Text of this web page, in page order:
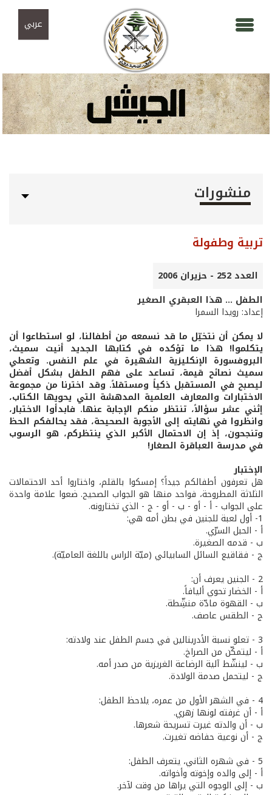
عربي
منشورات
تربية وطفولة
العدد 252 - حزيران 2006
الطفل ... هذا العبقري الصغير
إعداد: رويدا السمرا
لا يمكن أن نتخيّل ما قد نسمعه من أطفالنا، لو استطاعوا أن
يتكلموا! هذا ما تؤكده في كتابها الجديد أنيت سميث،
البروفسورة الإنكليزية الشهيرة في علم النفس. وتعطي
سميث نصائح قيمة، تساعد على فهم الطفل بشكل أفضل
ليصبح في المستقبل ذكياً ومستقلاً. وقد اخترنا من مجموعة
الاختبارات والمعارف العلمية المدهشة التي يحويها الكتاب،
إثني عشر سؤالاً، تنتظر منكم الإجابة عنها. فابدأوا الاختبار،
وانظروا في نهايته إلى الأجوبة الصحيحة، فقد يحالفكم الحظ
وتنجحون، إذ إن الاحتمال الأكبر الذي ينتظركم، هو الرسوب
في مدرسة العباقرة الصغار!
الإختبار
هل تعرفون أطفالكم جيداً؟ إمسكوا بالقلم، واختاروا أحد الاحتمالات
الثلاثة المطروحة، فواحد منها هو الجواب الصحيح. ضعوا علامة واحدة
على الجواب - أ - أو - ب - أو - ج - الذي تختارونه.
1- أول لعبة للجنين في بطن أمه هي:
أ - الحبل السرّي.
ب - قدمه الصغيرة.
ج - فقاقيع السائل السابيائي (ميّة الراس باللغة العاميّة).
2 - الجنين يعرف أن:
أ - الخضار تحوي أليافاً.
ب - القهوة مادّة منشِّطة.
ج - الطقس عاصف.
3 - تعلو نسبة الأدرينالين في جسم الطفل عند ولادته:
أ - ليتمكّن من الصراخ.
ب - لينشّط آلية الرضاعة الغريزية من صدر أمه.
ج - ليتحمل صدمة الولادة.
4 - في الشهر الأول من عمره، يلاحظ الطفل:
أ - أن غرفته لونها زهري.
ب - أن والدته غيرت تسريحة شعرها.
ج - أن نوعية حفاضه تغيرت.
5 - في شهره الثاني، يتعرف الطفل:
أ - إلى والده وإخوته وأخواته.
ب - إلى الوجوه التي يراها من وقت لآخر.